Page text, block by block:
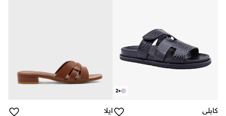
+
2
كابلي
ايلا